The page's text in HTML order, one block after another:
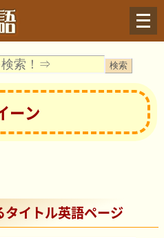
Menu
ーン
イトル英語ページ